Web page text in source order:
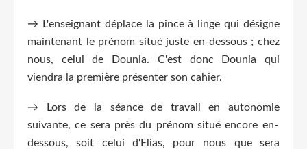
→ L'enseignant déplace la pince à linge qui désigne
maintenant le prénom situé juste en-dessous ; chez
nous, celui de Dounia. C'est donc Dounia qui
viendra la première présenter son cahier.
→ Lors de la séancede travail en autonomie
suivante, ce sera près du prénom situé encore en-
dessous, soit celui d'Elias, pour nous que sera